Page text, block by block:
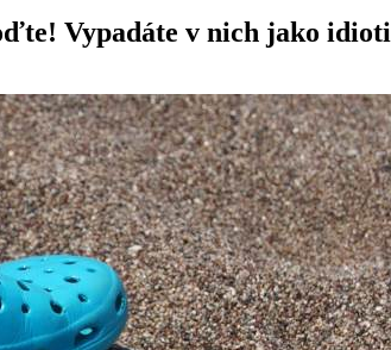
Vypadáte v nich jako idioti